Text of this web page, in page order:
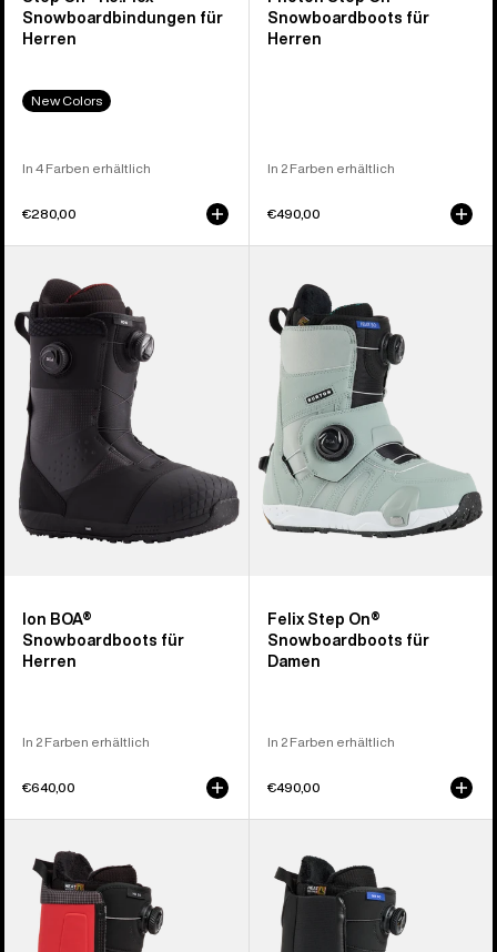
Snowboardbindungen für
Herren
New Colors
In 4 Farben erhältlich
€280,00
Snowboardboots für
Herren
In 2 Farben erhältlich
€490,00
BOA®
Snowboardboots
Herren
Ion BOA®
Snowboardboots für
Herren
In 2 Farben erhältlich
€640,00
Step
On®
Snowboardboots
Damen
Felix Step On®
Snowboardboots für
Damen
In 2 Farben erhältlich
€490,00
Highshot
Step On®
Snowboardboots
Waverange
Step
On®
Snowboardboots